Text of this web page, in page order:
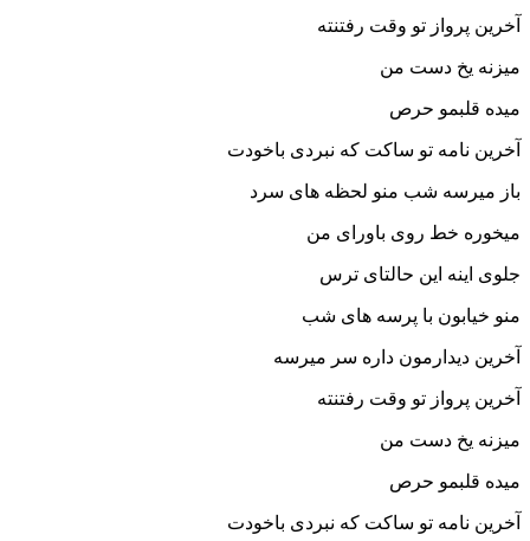
آخرین پرواز تو وقت رفتنته
میزنه یخ دست من
میده قلبمو حرص
آخرین نامه تو ساکت که نبردی باخودت
باز میرسه شب منو لحظه های سرد
میخوره خط روی باورای من
جلوی اینه این حالتای ترس
منو خیابون با پرسه های شب
آخرین دیدارمون داره سر میرسه
آخرین پرواز تو وقت رفتنته
میزنه یخ دست من
میده قلبمو حرص
آخرین نامه تو ساکت که نبردی باخودت